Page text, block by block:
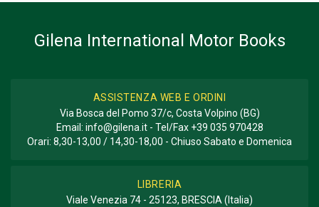
Gilena International Motor Books
ASSISTENZA WEB E ORDINI
Via Bosca del Pomo 37/c, Costa Volpino (BG)
Email: info@gilena.it- Tel/Fax +39 035 970428
Orari: 8,30-13,00 / 14,30-18,00 - Chiuso Sabato e Domenica
LIBRERIA
Viale Venezia 74 - 25123, BRESCIA (Italia)